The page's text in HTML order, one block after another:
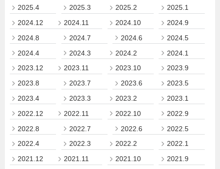
2025.4
2025.3 2025.2
2025.1
2024.12
2024.11 2024.10
2024.9
2024.8
2024.7 2024.6
2024.5
2024.4
2024.3 2024.2
2024.1
2023.12
2023.11 2023.10
2023.9
2023.8
2023.7 2023.6
2023.5
2023.4
2023.3 2023.2
2023.1
2022.12
2022.11 2022.10
2022.9
2022.8
2022.7 2022.6
2022.5
2022.4
2022.3 2022.2
2022.1
2021.12
2021.11 2021.10
2021.9